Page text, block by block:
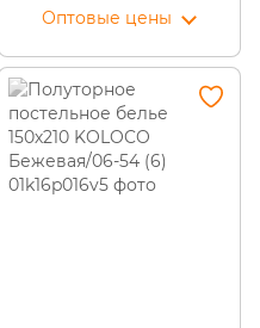
Оптовые цены